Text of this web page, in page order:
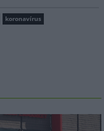
koronavírus